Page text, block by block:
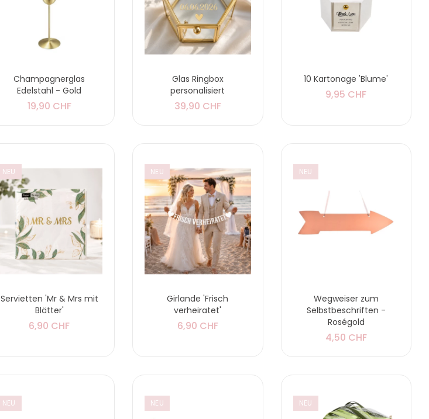
Champagnerglas
Edelstahl - Gold
19,90 CHF
Glas Ringbox
personalisiert
39,90 CHF
10 Kartonage 'Blume'
9,95 CHF
NEU
Servietten 'Mr & Mrs mit
Blätter'
6,90 CHF
NEU
Girlande 'Frisch
verheiratet'
6,90 CHF
NEU
Wegweiser zum
Selbstbeschriften -
Roségold
4,50 CHF
NEU NEU NEU